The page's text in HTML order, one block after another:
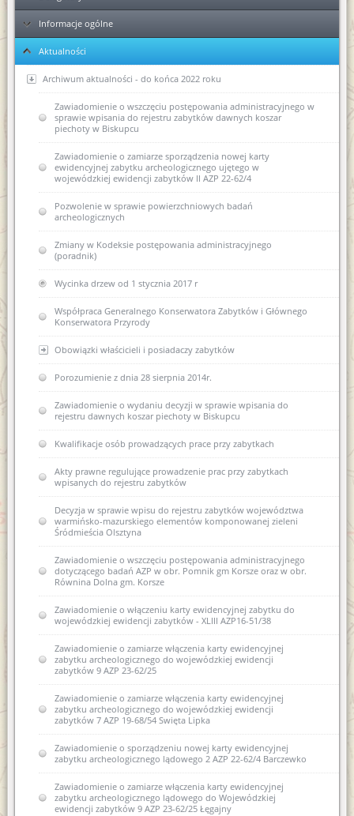
Ełk
Elbląg
Informacje ogólne
KPA - sposób postępowania podczas przyjmowania dokumentów
Ponowne wykorzystanie informacji publicznej
Kolejność rozpatrywania spraw
Skargi i wnioski
Regulaminy Urzędu
Regulamin Organizacyjny WUOZ w Olsztynie
Statut prawny
Majątek
Podstawa prawna
USTAWA o ochronie zabytków i opiece nad zabytkami (Dz.U.
2003 nr 162, poz. 1568)
USTAWA z dnia 16 kwietnia 2004 r o ochronie przyrody (Dz. U.
Nr 92, poz. 880)
USTAWA z dnia 27 marca 2003 r. o planowaniu i
zagospodarowaniu przestrzennym (Dz. U. z dnia 10 maja 2003
r.)
Rozporządzenie w sprawie oraganizacji wojewódzkich urzędów
ochrony zabytków (Dz.U. z 2004r. nr 75 poz 706)
USTAWA z dnia 29 stycznia 2004 r Prawo zamówień publicznych
(Dz. U. Nr 113, poz. 759 ze zm.)
USTAWA z dnia 7 lipca 1994 r. Prawo budowlane (Dz. U. Nr 89,
poz. 414 ze zm.)
Wykaz stanowisk WUOZ i kontakty
Elektroniczna Skrzynka Podawcza - składanie pism i wniosków
drogą elektroniczną
Kierownictwo jednostki
DEKLARACJA DOSTĘPNOŚCI
Aktualności
Archiwum aktualności - do końca 2022 roku
Zawiadomienie o wszczęciu postępowania administracyjnego w
sprawie wpisania do rejestru zabytków dawnych koszar
piechoty w Biskupcu
Zawiadomienie o zamiarze sporządzenia nowej karty
ewidencyjnej zabytku archeologicznego ujętego w
wojewódzkiej ewidencji zabytków II AZP 22-62/4
Pozwolenie w sprawie powierzchniowych badań
archeologicznych
Zmiany w Kodeksie postępowania administracyjnego
(poradnik)
Wycinka drzew od 1 stycznia 2017 r
Współpraca Generalnego Konserwatora Zabytków i Głównego
Konserwatora Przyrody
Obowiązki właścicieli i posiadaczy zabytków
Współczesne metody konserwacji budownictwa
zabytkowego - termomodernizacja
Porozumienie z dnia 28 sierpnia 2014r.
Zawiadomienie o wydaniu decyzji w sprawie wpisania do
rejestru dawnych koszar piechoty w Biskupcu
Kwalifikacje osób prowadzących prace przy zabytkach
Akty prawne regulujące prowadzenie prac przy zabytkach
wpisanych do rejestru zabytków
Decyzja w sprawie wpisu do rejestru zabytków województwa
warmińsko-mazurskiego elementów komponowanej zieleni
Śródmieścia Olsztyna
Zawiadomienie o wszczęciu postępowania administracyjnego
dotyczącego badań AZP w obr. Pomnik gm Korsze oraz w obr.
Równina Dolna gm. Korsze
Zawiadomienie o włączeniu karty ewidencyjnej zabytku do
wojewódzkiej ewidencji zabytków - XLIII AZP16-51/38
Zawiadomienie o zamiarze włączenia karty ewidencyjnej
zabytku archeologicznego do wojewódzkiej ewidencji
zabytków 9 AZP 23-62/25
Zawiadomienie o zamiarze włączenia karty ewidencyjnej
zabytku archeologicznego do wojewódzkiej ewidencji
zabytków 7 AZP 19-68/54 Swięta Lipka
Zawiadomienie o sporządzeniu nowej karty ewidencyjnej
zabytku archeologicznego lądowego 2 AZP 22-62/4 Barczewko
Zawiadomienie o zamiarze włączenia karty ewidencyjnej
zabytku archeologicznego lądowego do Wojewódzkiej
ewidencji zabytków 9 AZP 23-62/25 Łęgajny